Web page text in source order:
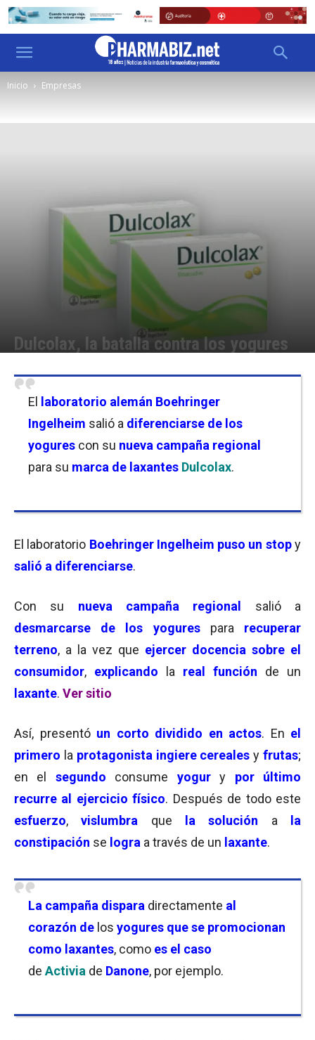
Inicio Empresas
Dulcolax, la batalla contra los yogures
El laboratorio alemán Boehringer
Ingelheim salió a diferenciarse de los
yogures con su nueva campaña regional
para su marca de laxantes Dulcolax.
El laboratorio Boehringer Ingelheim puso un stopy
salió a diferenciarse.
Con su nueva campaña regional
salió a
desmarcarse de los yogurespara recuperar
terreno, a la vez que ejercer docencia sobre el
consumidor, explicando la real función de un
laxante. Ver sitio
Así, presentó un corto dividido en actos. En el
primero la protagonista ingiere cereales yfrutas;
en el segundo consume yogury por último
recurre al ejercicio físico. Después de todo este
esfuerzo,vislumbra que la solución a
la
constipación se logra a través de un laxante.
La campaña dispara directamente al
corazón de los yogures que se promocionan
como laxantes, como es el caso
de Activia de Danone, por ejemplo.